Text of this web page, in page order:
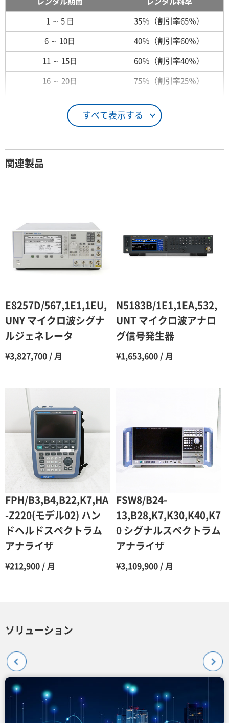
すべて表示する
1 ～ 5 日 35％（割引率65％）
6 ～ 10日 40％（割引率60％）
11 ～ 15日 60％（割引率40％）
16 ～ 20日 75％（割引率25％）
26日 ～ 1ヶ月 100％（割引率 0％）
3ヶ月 80％（割引率20％）
4ヶ月 75％（割引率25％）
7ヶ月 60％（割引率 40％）
8ヶ月 55％（割引率45％）
9ヶ月 50％（割引率50％）
12ヶ月
関連製品
E8257D/567,1E1,1EU,
UNY マイクロ波シグナ
ルジェネレータ
¥3,827,700 / 月
N5183B/1E1,1EA,532,
UNT マイクロ波アナロ
グ信号発生器
¥1,653,600 / 月
FPH/B3,B4,B22,K7,HA
-Z220(モデル02) ハン
ドヘルドスペクトラム
アナライザ
¥212,900 / 月
FSW8/B24-
13,B28,K7,K30,K40,K7
0 シグナルスペクトラム
アナライザ
¥3,109,900 / 月
ソリューション